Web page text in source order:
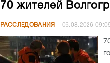
70 жителей
РАССЛЕДОВАНИЯ 06.08.202609:09